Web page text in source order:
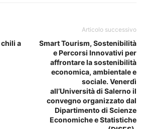
a
Articolo successivo
Smart Tourism, Sostenibilità
e Percorsi Innovativi per
affrontare la sostenibilità
economica, ambientale e
sociale. Venerdì
all’Università di Salerno il
convegno organizzato dal
Dipartimento di Scienze
Economiche e Statistiche